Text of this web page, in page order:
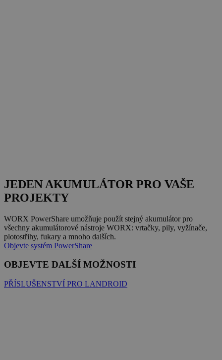
JEDEN AKUMULÁTOR PRO VAŠE
PROJEKTY
WORX PowerShare umožňuje použít stejný akumulátor pro
všechny akumulátorové nástroje WORX: vrtačky, pily, vyžínače,
plotostřihy, fukary a mnoho dalších.
Objevte systém PowerShare
OBJEVTE DALŠÍ MOŽNOSTI
PŘÍSLUŠENSTVÍ PRO LANDROID